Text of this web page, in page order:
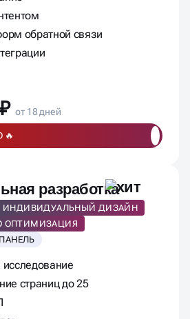
обратной связи
от 18 дней
🔥
разработка
ИНДИВИДУАЛЬНЫЙ ДИЗАЙН
ОПТИМИЗАЦИЯ
страниц до 25